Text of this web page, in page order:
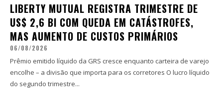
LIBERTY MUTUAL REGISTRA TRIMESTRE DE
US$ 2,6 BI COM QUEDA EM CATÁSTROFES,
MAS AUMENTO DE CUSTOS PRIMÁRIOS
06/08/2026
Prêmio emitido líquido da GRS cresce enquanto carteira de varejo
encolhe – a divisão que importa para os corretores O lucro líquido
do segundo trimestre...